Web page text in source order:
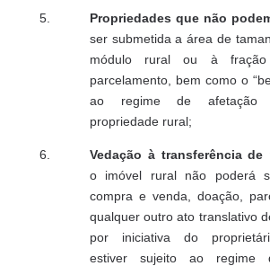
Propriedades que não
ser submetida a área de
módulo rural ou à
parcelamento, bem como o
ao regime de afetação
propriedade rural;
Vedação à transferência de
o imóvel rural não poderá
compra e venda, doação,
qualquer outro ato translativo
por iniciativa do
estiver sujeito ao regime